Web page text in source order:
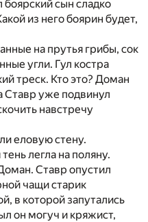
сын сладко
из него боярин будет,
на прутья грибы, сок
угли. Гул костра
треск. Кто это? Доман
Ставр уже подвинул
навстречу
еловую стену.
легла на поляну.
Ставр опустил
чащи старик
в которой запутались
он могуч и кряжист,